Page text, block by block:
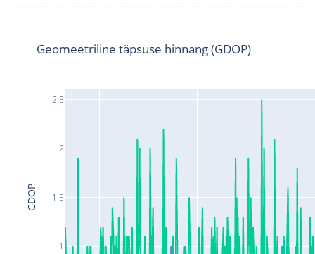
1
1.5
2
2.5
Geomeetriline täpsuse hinnang (GDOP)
GDOP